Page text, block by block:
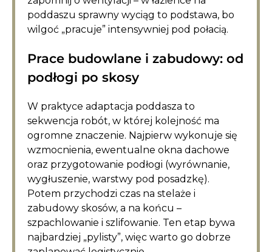
poddaszu sprawny wyciąg to podstawa, bo
wilgoć „pracuje” intensywniej pod połacią.
Prace budowlane i zabudowy: od
podłogi po skosy
W praktyce adaptacja poddasza to
sekwencja robót, w której kolejność ma
ogromne znaczenie. Najpierw wykonuje się
wzmocnienia, ewentualne okna dachowe
oraz przygotowanie podłogi (wyrównanie,
wygłuszenie, warstwy pod posadzkę).
Potem przychodzi czas na stelaże i
zabudowy skosów, a na końcu –
szpachlowanie i szlifowanie. Ten etap bywa
najbardziej „pylisty”, więc warto go dobrze